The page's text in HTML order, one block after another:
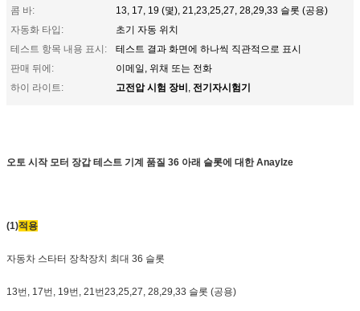
콤 바:
13, 17, 19 (몇), 21,23,25,27, 28,29,33 슬롯 (공용)
자동화 타입:
초기 자동 위치
테스트 항목 내용 표시:
테스트 결과 화면에 하나씩 직관적으로 표시
판매 뒤에:
이메일, 위채 또는 전화
하이 라이트:
고전압 시험 장비, 전기자시험기
오토 시작 모터 장갑 테스트 기계 품질 36 아래 슬롯에 대한 Anaylze
(1)적용
자동차 스타터 장착장치 최대 36 슬롯
13번, 17번, 19번, 21번23,25,27, 28,29,33 슬롯 (공용)